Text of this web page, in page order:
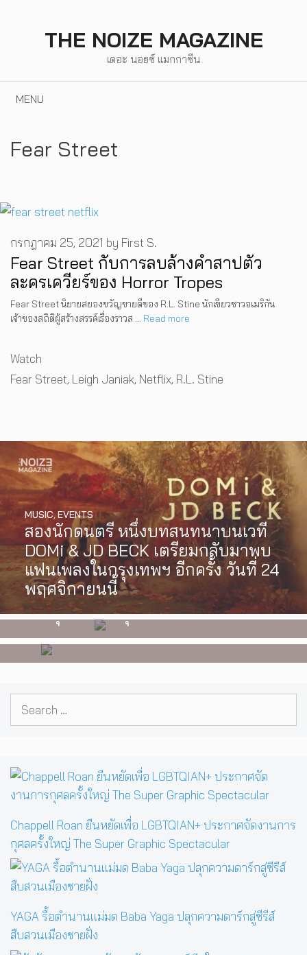
THE NOIZE MAGAZINE
เดอะ นอยซ์ แมกกาซีน
MENU
Fear Street
Fear Street กับการลบล้างคำสาปตัว
ละครเควียร์ของ Horror Tropes
กรกฎาคม 25, 2021 by First S.
Fear Street นิยายสยองขวัญขายดีของ R.L. Stine นักเขียวชาวอเมริกัน
เจ้าของสถิติผู้สร้างสรรค์เรื่องราวส … Read more
Categories
Watch
Tags
Fear Street, Leigh Janiak, Netflix, R.L. Stine
สองนักดนตรี หนึ่งบทสนทนาบนเวที
DOMi & JD BECK เตรียมกลับมาพบ
แฟนเพลงในกรุงเทพฯ อีกครั้ง วันที่ 24
พฤศจิกายนนี้
MUSIC,EVENTS
PREP คัมแบ็กเอเชีย! ประกาศเอเชีย
ทัวร์ปี 2026 ต้อนรับ EP ใหม่ ‘One
Day In The Sun’ พร้อมโชว์สุดพิเศษ
ในกรุงเทพ 17 ตุลาคม 2026 นี้
MUSIC ,EVENTS
[Exclusive Interview] grentperez
จากเด็กอายุ 12 ปีที่ร้องเพลงในห้อง
นอน สู่การแสดงคอนเสิร์ตต่อหน้าคน
นับหมื่น
INTERVIEW, MUSIC
Search
Chappell Roan ยืนหยัดเพื่อ LGBTQIAN+ ประกาศจัดงานการ
กุศลครั้งใหญ่ The Super Graphic Spectacular
YAGA รื้อตำนานแม่มด Baba Yaga ปลุกความดาร์กสู่ซีรีส์
สืบสวนเมืองชายฝั่ง